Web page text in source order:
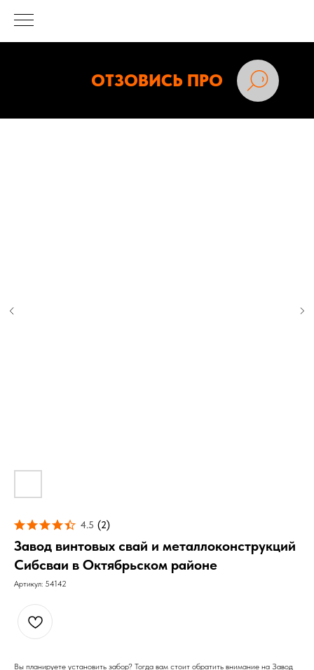
ОТЗОВИСЬ ПРО
4.5 (2)
Завод винтовых свай и металлоконструкций
Сибсваи в Октябрьском районе
Артикул: 54142
Вы планируете установить забор? Тогда вам стоит обратить внимание на Завод